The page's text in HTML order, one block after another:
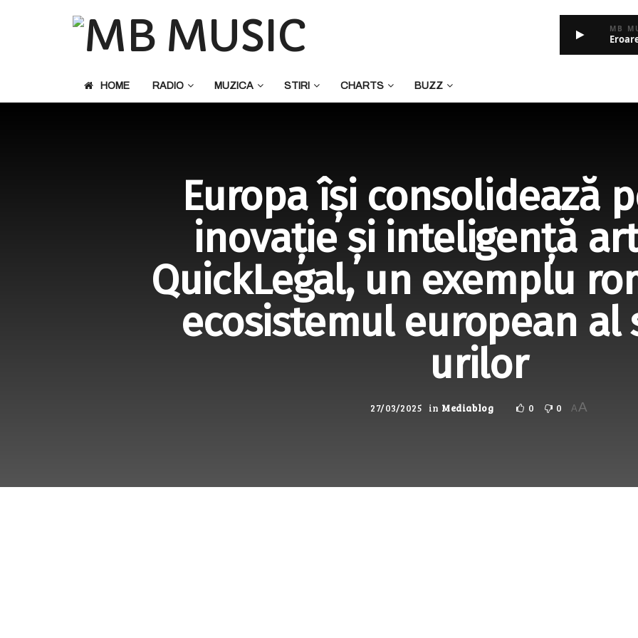
MB
HOME RADIO MUZICA STIRI CHARTS BUZZ
Europa își consolidează
inovație și inteligență
QuickLegal, un exemplu
ecosistemul european
urilor
27/03/2025 in Mediablog 0 0 A A